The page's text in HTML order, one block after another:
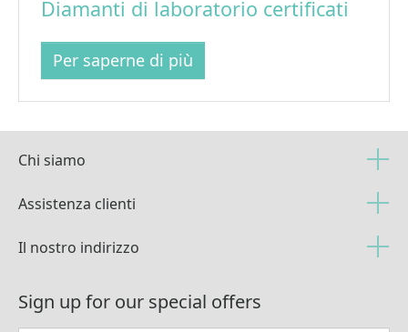
Diamanti di laboratorio certificati
Per saperne di più
Chi siamo
Assistenza clienti
Il nostro indirizzo
Sign up for our special offers